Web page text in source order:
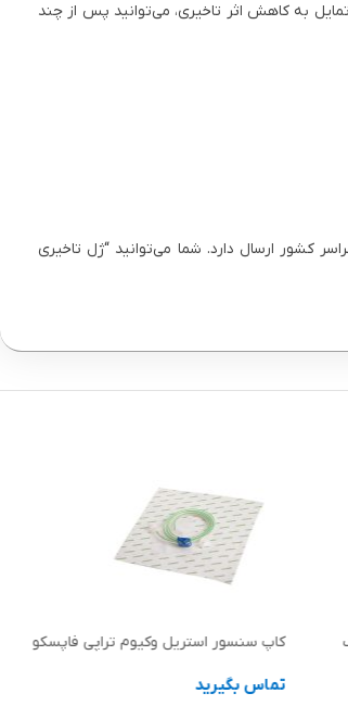
شود. در صورت تمایل به کاهش اثر تاخیری، می‌توانید پس از چند
کشور ارسال دارد. شما می‌توانید “ژل تاخیری
کاپ سنسور استریل وکیوم تراپی فاپسکو
تماس بگیرید